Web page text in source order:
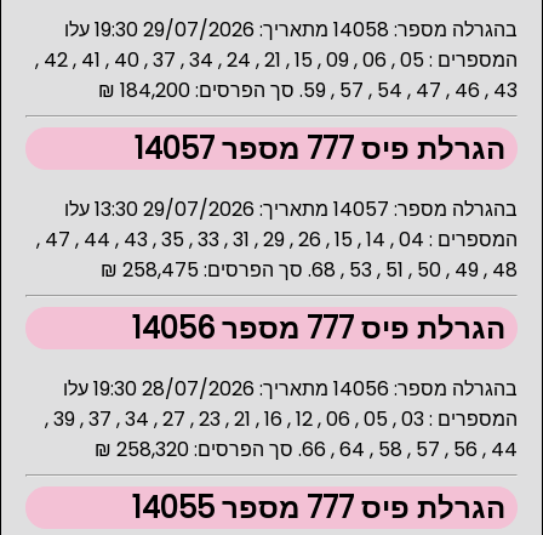
בהגרלה מספר: 14058 מתאריך: 29/07/2026 19:30 עלו
המספרים : 05 , 06 , 09 , 15 , 21 , 24 , 34 , 37 , 40 , 41 , 42 ,
43 , 46 , 47 , 54 , 57 , 59. סך הפרסים: 184,200 ₪
הגרלת פיס 777 מספר 14057
בהגרלה מספר: 14057 מתאריך: 29/07/2026 13:30 עלו
המספרים : 04 , 14 , 15 , 26 , 29 , 31 , 33 , 35 , 43 , 44 , 47 ,
48 , 49 , 50 , 51 , 53 , 68. סך הפרסים: 258,475 ₪
הגרלת פיס 777 מספר 14056
בהגרלה מספר: 14056 מתאריך: 28/07/2026 19:30 עלו
המספרים : 03 , 05 , 06 , 12 , 16 , 21 , 23 , 27 , 34 , 37 , 39 ,
44 , 56 , 57 , 58 , 64 , 66. סך הפרסים: 258,320 ₪
הגרלת פיס 777 מספר 14055